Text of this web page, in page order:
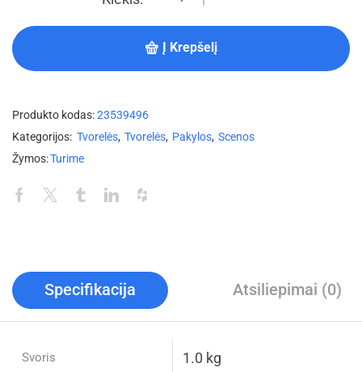
Į Krepšelį
Produkto kodas:23539496
Kategorijos: Tvorelės, Tvorelės, Pakylos, Scenos
Žymos:Turime
Specifikacija Atsiliepimai (0)
Svoris 1.0 kg